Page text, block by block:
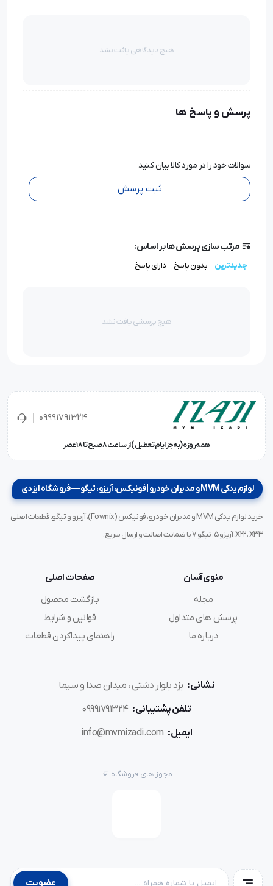
هیچ دیدگاهی یافت نشد
پرسش و پاسخ ها
سوالات خود را در مورد کالا بیان کنید
ثبت پرسش
مرتب سازی پرسش ها بر اساس:
جدیدترین بدون پاسخ دارای پاسخ
هیچ پرسشی یافت نشد
09991791324
همه‌روزه (به‌جز ایام تعطیل) از ساعت ۸ صبح تا ۱۸ عصر
لوازم یدکی MVM و مدیران خودرو | فونیکس، آریزو، تیگو — فروشگاه ایزدی
خرید لوازم یدکی MVM و مدیران خودرو، فونیکس (Fownix)، آریزو و تیگو. قطعات اصلی
X22، X33، آریزو ۵، تیگو ۷ با ضمانت اصالت و ارسال سریع.
منوی آسان
مجله
پرسش های متداول
درباره ما
صفحات اصلی
بازگشت محصول
قوانین و شرایط
راهنمای پیداکردن قطعات
نشانی: یزد بلوار دشتی ، میدان صدا و سیما
تلفن پشتیبانی: 09991791324
ایمیل: info@mvmizadi.com
مجوز های فروشگاه
عضویت